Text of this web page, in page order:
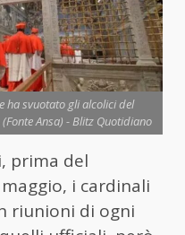
ha svuotato gli alcolici del
Ansa) - Blitz Quotidiano
prima del
i cardinali
riunioni di ogni